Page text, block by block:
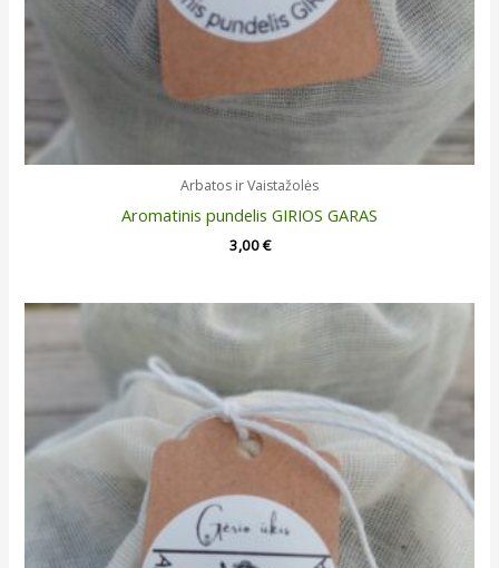
Arbatos ir Vaistažolės
Aromatinis pundelis GIRIOS GARAS
3,00€